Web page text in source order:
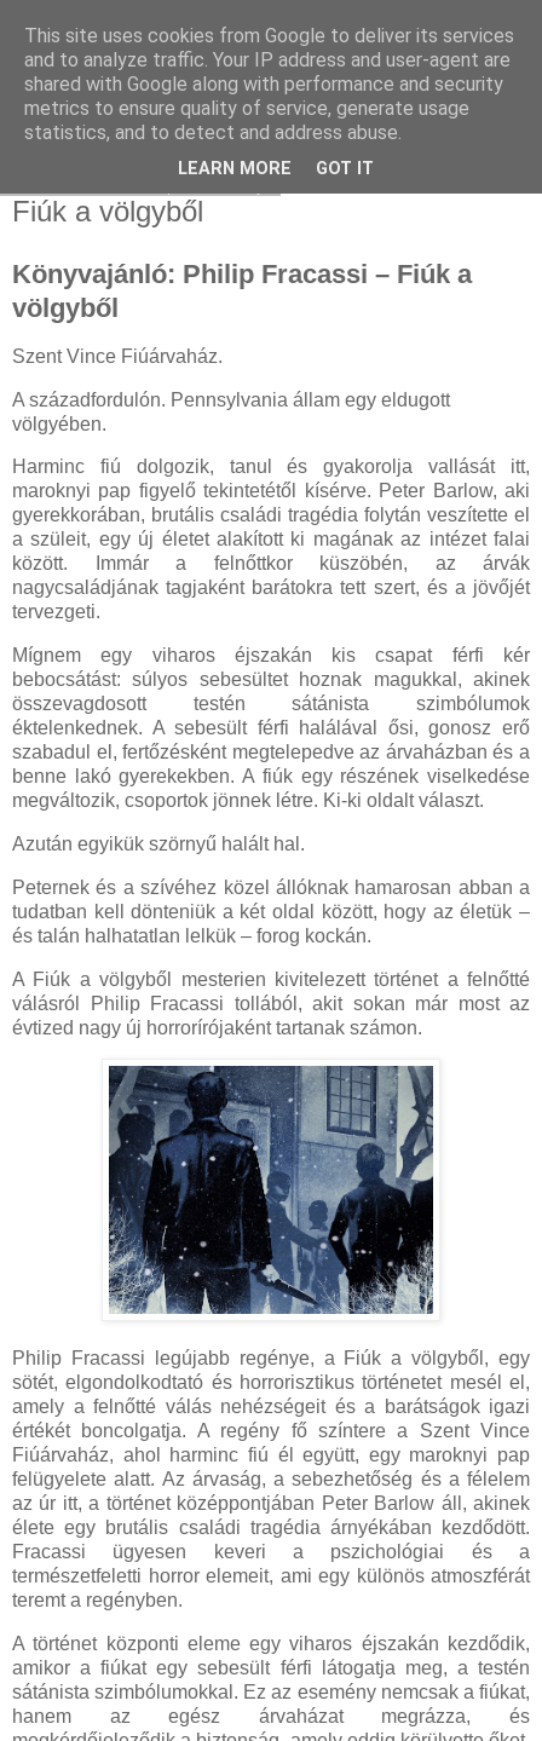
Fiúk a völgyből
Könyvajánló: Philip Fracassi – Fiúk a
völgyből
Szent ​Vince Fiúárvaház.
A századfordulón. Pennsylvania állam egy eldugott
völgyében.
Harminc fiú dolgozik, tanul és gyakorolja vallását itt,
maroknyi pap figyelő tekintetétől kísérve. Peter Barlow, aki
gyerekkorában, brutális családi tragédia folytán veszítette el
a szüleit, egy új életet alakított ki magának az intézet falai
között. Immár a felnőttkor küszöbén, az árvák
nagycsaládjának tagjaként barátokra tett szert, és a jövőjét
tervezgeti.
Mígnem egy viharos éjszakán kis csapat férfi kér
bebocsátást: súlyos sebesültet hoznak magukkal, akinek
összevagdosott testén sátánista szimbólumok
éktelenkednek. A sebesült férfi halálával ősi, gonosz erő
szabadul el, fertőzésként megtelepedve az árvaházban és a
benne lakó gyerekekben. A fiúk egy részének viselkedése
megváltozik, csoportok jönnek létre. Ki-ki oldalt választ.
Azután egyikük szörnyű halált hal.
Peternek és a szívéhez közel állóknak hamarosan abban a
tudatban kell dönteniük a két oldal között, hogy az életük –
és talán halhatatlan lelkük – forog kockán.
A Fiúk a völgyből mesterien kivitelezett történet a felnőtté
válásról Philip Fracassi tollából, akit sokan már most az
évtized nagy új horrorírójaként tartanak számon.
Philip Fracassi legújabb regénye, a Fiúk a völgyből, egy
sötét, elgondolkodtató és horrorisztikus történetet mesél el,
amely a felnőtté válás nehézségeit és a barátságok igazi
értékét boncolgatja. A regény fő színtere a Szent Vince
Fiúárvaház, ahol harminc fiú él együtt, egy maroknyi pap
felügyelete alatt. Az árvaság, a sebezhetőség és a félelem
az úr itt, a történet középpontjában Peter Barlow áll, akinek
élete egy brutális családi tragédia árnyékában kezdődött.
Fracassi ügyesen keveri a pszichológiai és a
természetfeletti horror elemeit, ami egy különös atmoszférát
teremt a regényben.
A történet központi eleme egy viharos éjszakán kezdődik,
amikor a fiúkat egy sebesült férfi látogatja meg, a testén
sátánista szimbólumokkal. Ez az esemény nemcsak a fiúkat,
hanem az egész árvaházat megrázza, és
This site uses cookies from Google to deliver its services
and to analyze traffic. Your IP address and user-agent are
shared with Google along with performance and security
metrics to ensure quality of service, generate usage
statistics, and to detect and address abuse.
LEARN MORE GOT IT